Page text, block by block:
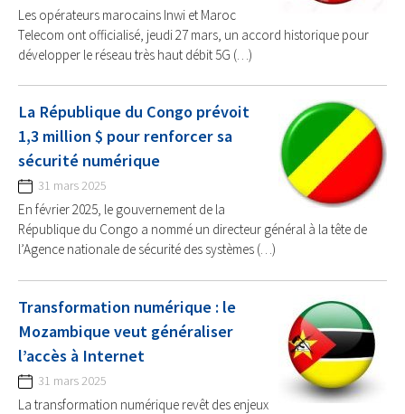
Les opérateurs marocains Inwi et Maroc
Telecom ont officialisé, jeudi 27 mars, un accord historique pour
développer le réseau très haut débit 5G (…)
La République du Congo prévoit
1,3 million $ pour renforcer sa
sécurité numérique
31 mars 2025
En février 2025, le gouvernement de la
République du Congo a nommé un directeur général à la tête de
l’Agence nationale de sécurité des systèmes (…)
Transformation numérique : le
Mozambique veut généraliser
l’accès à Internet
31 mars 2025
La transformation numérique revêt des enjeux